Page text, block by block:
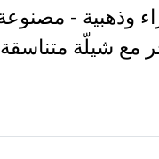
وذهبية -
مع شيلّة